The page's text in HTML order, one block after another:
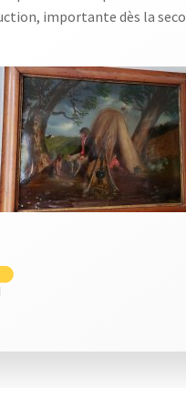
importante dès la